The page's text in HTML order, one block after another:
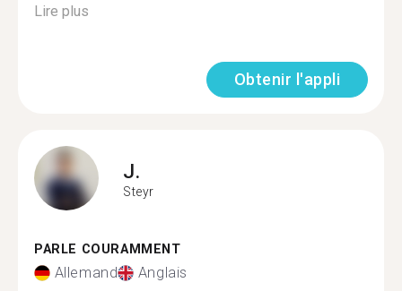
Lire plus
Obtenir l'appli
J.
Steyr
PARLE COURAMMENT
Allemand Anglais